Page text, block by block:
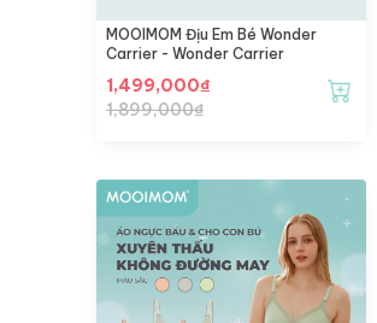
MOOIMOM Địu Em Bé Wonder
Carrier - Wonder Carrier
1,499,000₫
1,899,000₫